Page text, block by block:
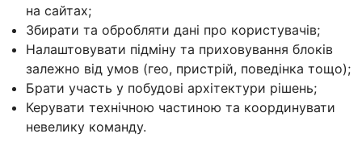
на сайтах;
Збирати та обробляти дані про користувачів;
Налаштовувати підміну та приховування блоків
залежно від умов (гео, пристрій, поведінка тощо);
Брати участь у побудові архітектури рішень;
Керувати технічною частиною та координувати
невелику команду.